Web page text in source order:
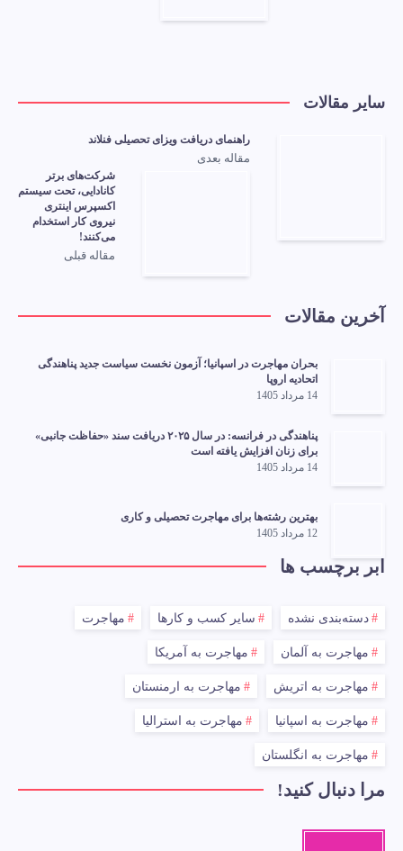
سایر مقالات
راهنمای دریافت ویزای تحصیلی فنلاند
مقاله بعدی
شرکت‌های برتر
کانادایی، تحت سیستم
اکسپرس اینتری
نیروی کار استخدام
می‌کنند!
مقاله قبلی
آخرین مقالات
بحران مهاجرت در اسپانیا؛ آزمون نخست سیاست جدید پناهندگی
اتحادیه اروپا
14 مرداد 1405
پناهندگی در فرانسه: در سال ۲۰۲۵ دریافت سند «حفاظت جانبی»
برای زنان افزایش یافته است
14 مرداد 1405
بهترین رشته‌ها برای مهاجرت تحصیلی و کاری
12 مرداد 1405
ابر برچسب ها
دسته‌بندی نشده سایر کسب و کارها مهاجرت
مهاجرت به آلمان مهاجرت به آمریکا
مهاجرت به اتریش مهاجرت به ارمنستان
مهاجرت به اسپانیا مهاجرت به استرالیا
مهاجرت به انگلستان
مرا دنبال کنید!